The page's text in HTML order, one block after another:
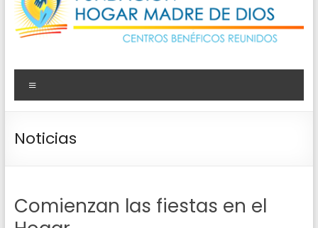
Fundación
Hogar
Madre
de
Centros
Noticias
Comienzan las fiestas en el